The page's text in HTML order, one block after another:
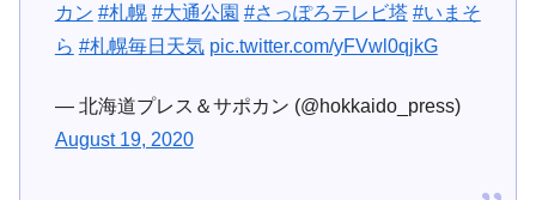
カン #札幌 #大通公園 #さっぽろテレビ塔 #いまそ
ら #札幌毎日天気 pic.twitter.com/yFVwl0qjkG
— 北海道プレス＆サポカン (@hokkaido_press)
August 19, 2020